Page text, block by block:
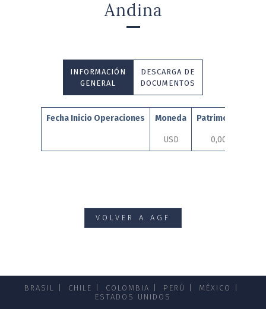
Andina
INFORMACIÓN
GENERAL
DESCARGA DE
DOCUMENTOS
Fecha Inicio Operaciones Moneda Patrimonio
USD 0,00
VOLVER A AGF
BRASIL CHILE COLOMBIA PERÚ
MÉXICO
ESTADOS UNIDOS